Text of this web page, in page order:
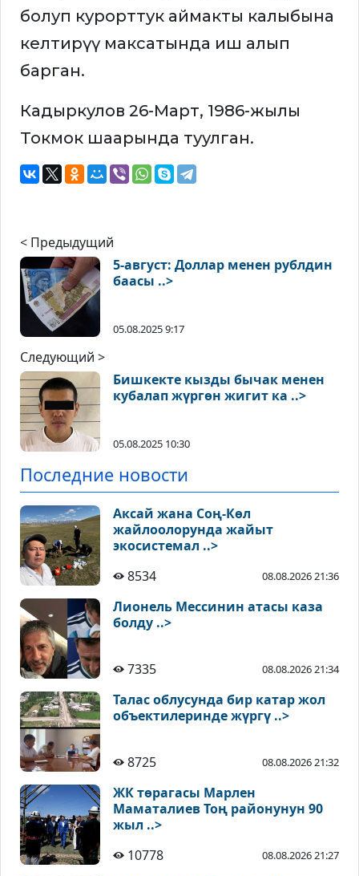
болуп курорттук аймакты калыбына
келтирүү максатында иш алып
барган.
Кадыркулов 26-Март, 1986-жылы
Токмок шаарында туулган.
< Предыдущий
5-август: Доллар менен рублдин
баасы ..>
05.08.2025 9:17
Следующий >
Бишкекте кызды бычак менен
кубалап жүргөн жигит ка ..>
05.08.2025 10:30
Последние новости
Аксай жана Соң-Көл
жайлоолорунда жайыт
экосистемал ..>
8534
08.08.2026 21:36
Лионель Мессинин атасы каза
болду ..>
7335 08.08.2026 21:34
Талас облусунда бир катар жол
объектилеринде жүргү ..>
8725 08.08.2026 21:32
ЖК төрагасы Марлен
Маматалиев Тоң районунун 90
жыл ..>
10778
08.08.2026 21:27